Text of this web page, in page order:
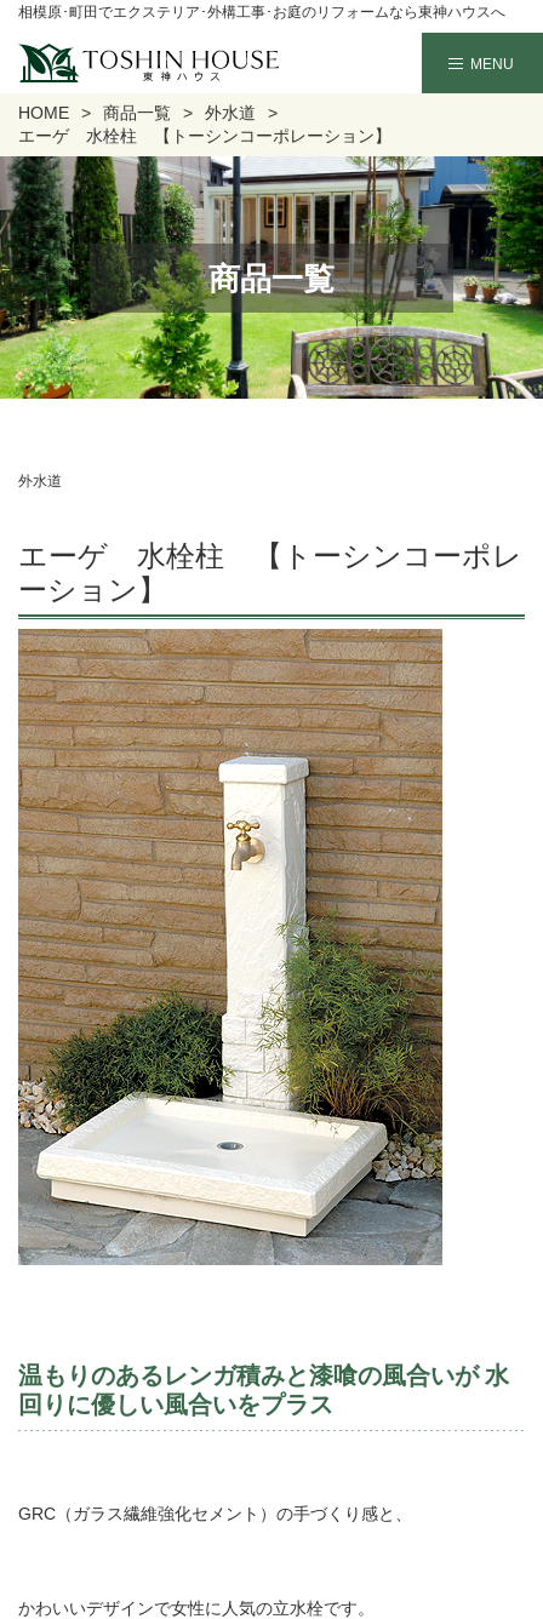
相模原･町田でエクステリア･外構工事･お庭のリフォームなら東神ハウスへ
HOME 商品一覧
外水道
エーゲ 水栓柱 【トーシンコーポレーション】
商品一覧
外水道
エーゲ 水栓柱 【トーシンコーポレ
ーション】
温もりのあるレンガ積みと漆喰の風合いが水
回りに優しい風合いをプラス
GRC （ガラス繊維強化セメント） の手づくり感と、
かわいいデザインで女性に人気の立水栓です。